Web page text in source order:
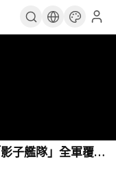
子艦隊」全軍覆
壓跌至八年最低！
華墊紅毯？【江峰